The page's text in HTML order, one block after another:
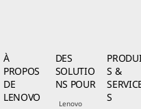
À
PROPOS
DE
LENOVO
DES
SOLUTIO
NS POUR
Lenovo
S &
S